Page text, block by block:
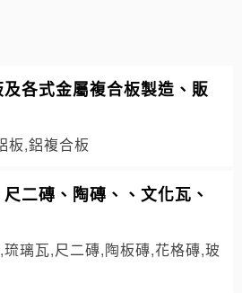
各式金屬複合板製造、販
板,鋁複合板
二磚、陶磚、、文化瓦、
璃瓦,尺二磚,陶板磚,花格磚,玻